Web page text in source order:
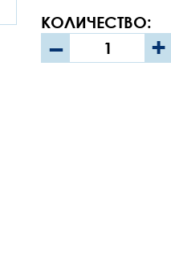
КОЛИЧЕСТВО:
– +